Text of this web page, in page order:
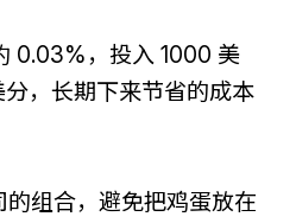
0.03%，投入 1000 美
，长期下来节省的成本
组合，避免把鸡蛋放在